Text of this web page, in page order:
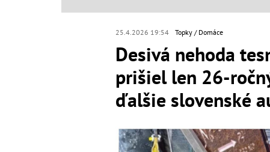
25.4.2026 19:54 Topky Domáce
Desivá nehoda
prišiel len 26-
ďalšie slovenské